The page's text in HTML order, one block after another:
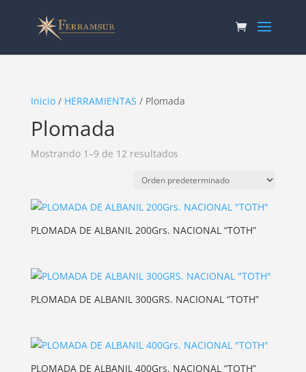
Inicio/ HERRAMIENTAS / Plomada
Plomada
Mostrando 1–9 de 12 resultados
PLOMADA DE ALBANIL 200Grs. NACIONAL “TOTH”
PLOMADA DE ALBANIL 300GRS. NACIONAL “TOTH”
PLOMADA DE ALBANIL 400Grs. NACIONAL “TOTH”